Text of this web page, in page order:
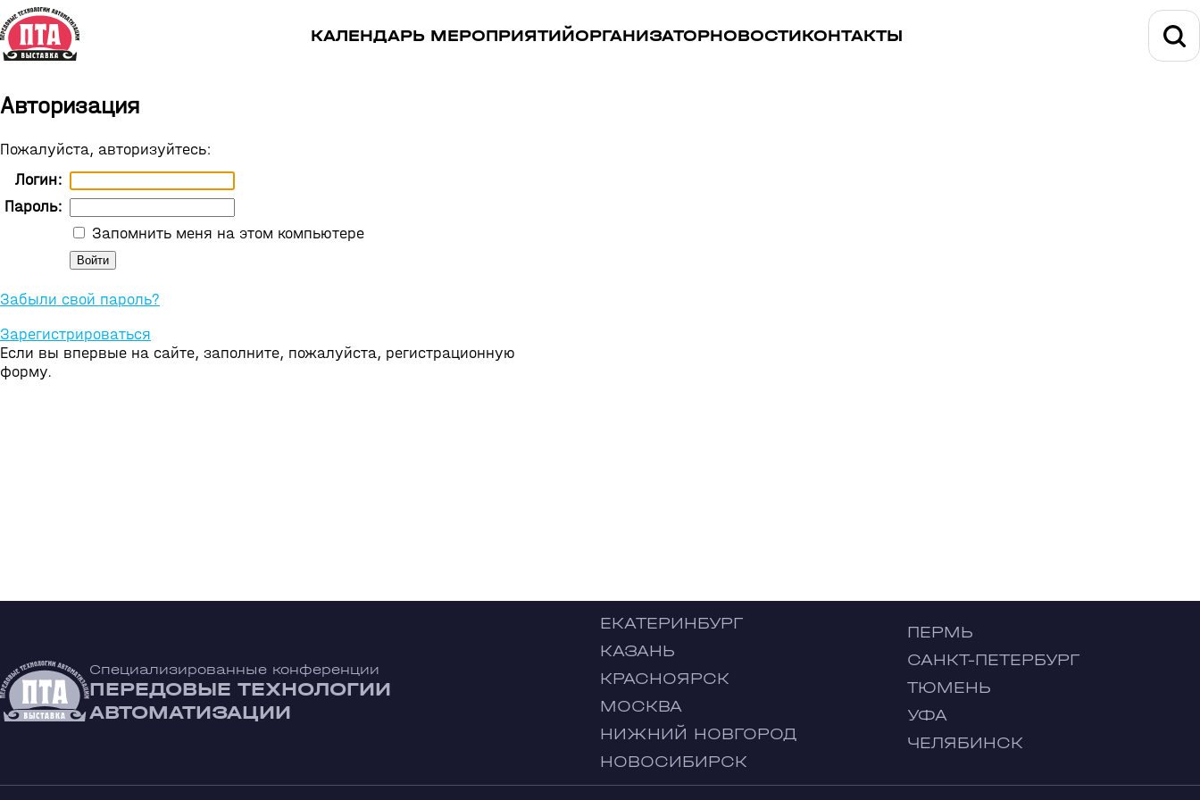
КАЛЕНДАРЬ МЕРОПРИЯТИЙОРГАНИЗАТОРНОВОСТИКОНТАКТЫ
Авторизация
Пожалуйста, авторизуйтесь:
Логин:
Пароль:
Запомнить меня на этом компьютере
Забыли свой пароль?
Зарегистрироваться
Если вы впервые на сайте, заполните, пожалуйста, регистрационную
форму.
Специализированные конференции
ПЕРЕДОВЫЕ ТЕХНОЛОГИИ
АВТОМАТИЗАЦИИ
ЕКАТЕРИНБУРГ
КАЗАНЬ
КРАСНОЯРСК
МОСКВА
НИЖНИЙ НОВГОРОД
НОВОСИБИРСК
ПЕРМЬ
САНКТ-ПЕТЕРБУРГ
ТЮМЕНЬ
УФА
ЧЕЛЯБИНСК